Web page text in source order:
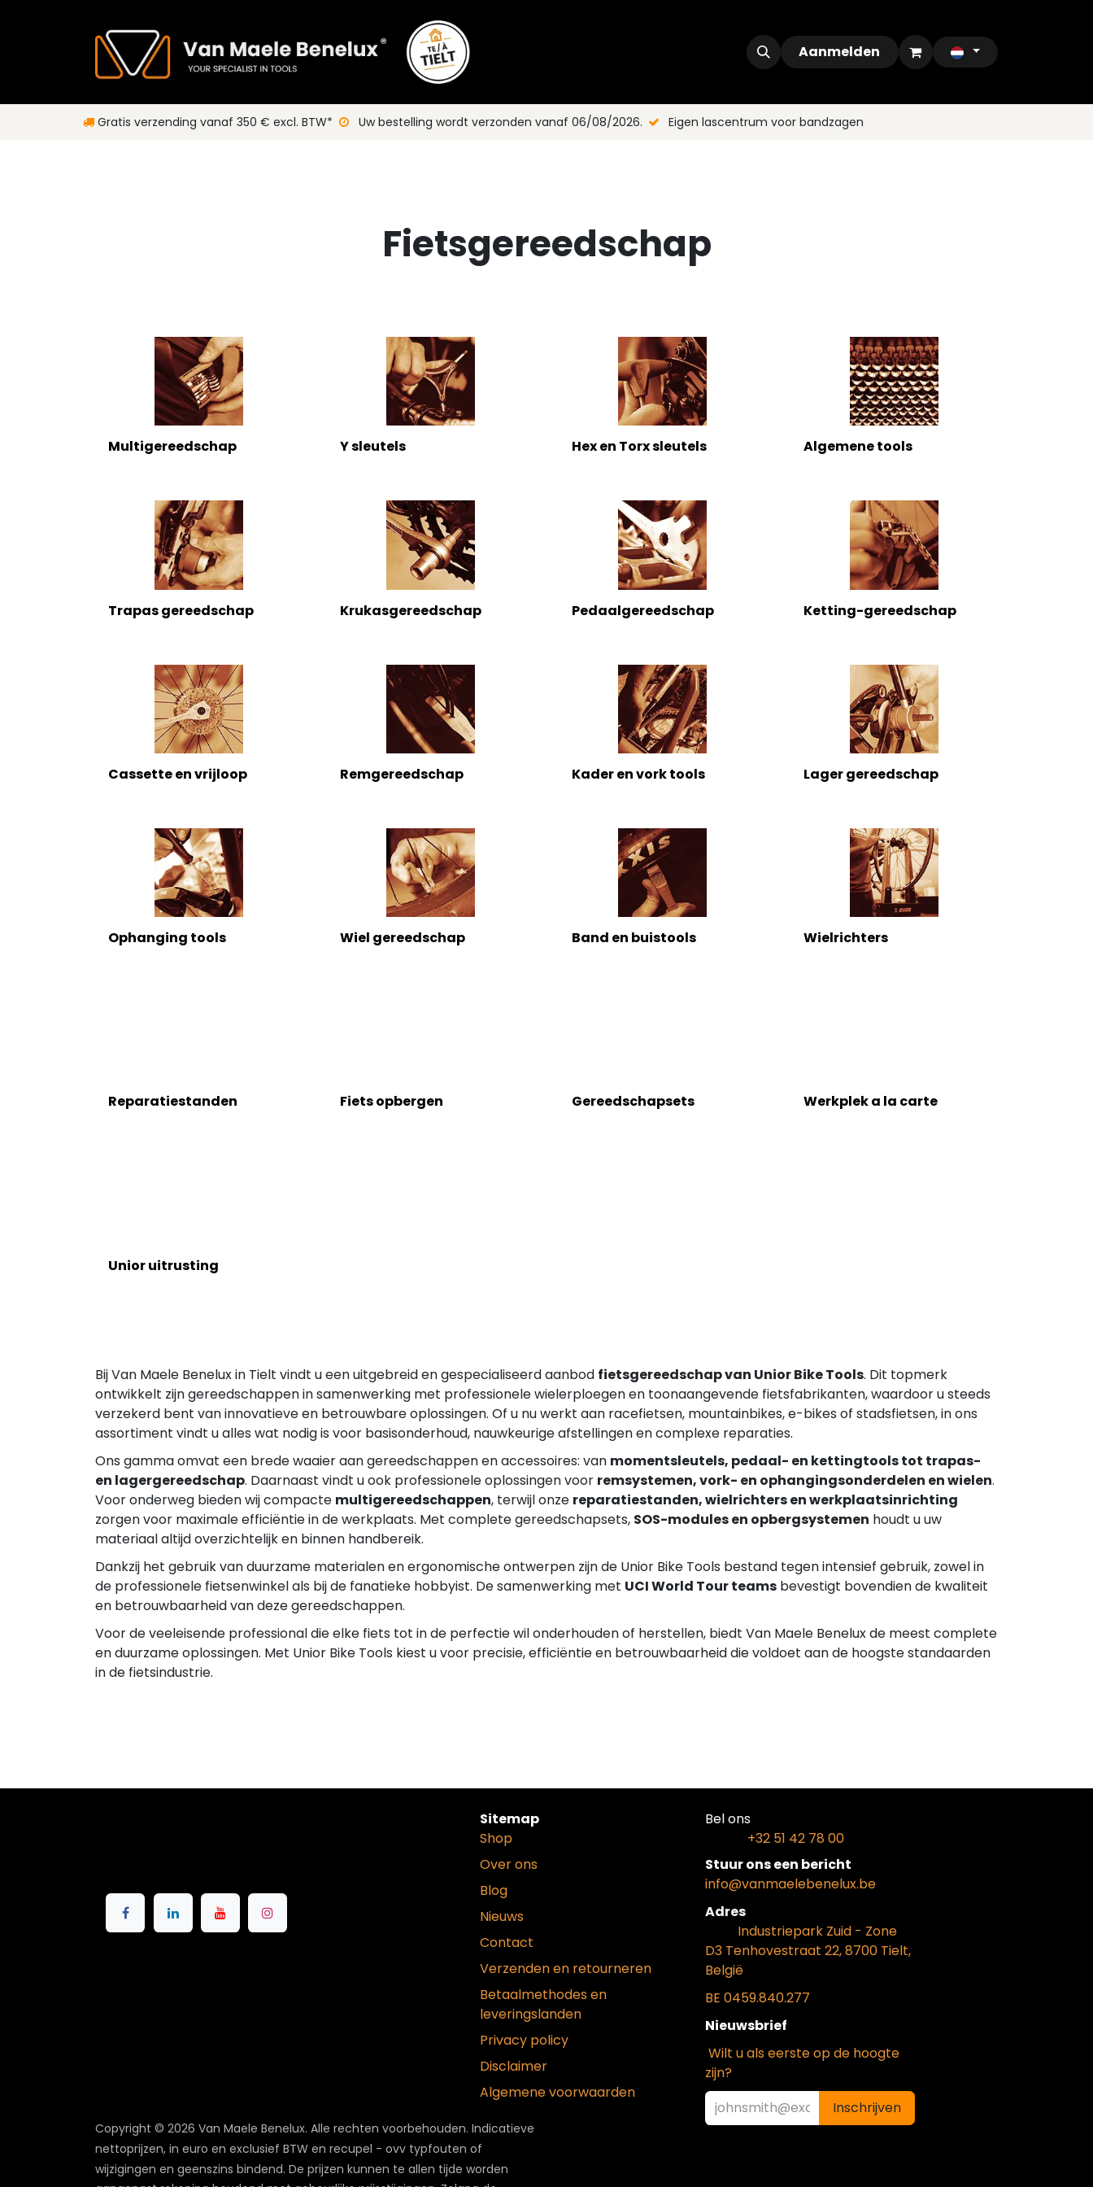
Contact Outlet
Aanmelden
Gratis verzending vanaf 350 € excl. BTW* Uw bestelling wordt verzonden vanaf 06/08/2026. Eigen lascentrum voor bandzagen
Fietsgereedschap
Multigereedschap Y sleutels Hex en Torx sleutels Algemene tools
Trapas gereedschap Krukasgereedschap Pedaalgereedschap Ketting-gereedschap
Cassette en vrijloop Remgereedschap Kader en vork tools Lager gereedschap
Ophanging tools Wiel gereedschap Band en buistools Wielrichters
Reparatiestanden Fiets opbergen Gereedschapsets Werkplek a la carte
Unior uitrusting
Bij Van Maele Benelux in Tielt vindt u een uitgebreid en gespecialiseerd aanbod fietsgereedschap van Unior Bike Tools. Dit topmerk
ontwikkelt zijn gereedschappen in samenwerking met professionele wielerploegen en toonaangevende fietsfabrikanten, waardoor u steeds
verzekerd bent van innovatieve en betrouwbare oplossingen. Of u nu werkt aan racefietsen, mountainbikes, e-bikes of stadsfietsen, in ons
assortiment vindt u alles wat nodig is voor basisonderhoud, nauwkeurige afstellingen en complexe reparaties.
Ons gamma omvat een brede waaier aan gereedschappen en accessoires: van momentsleutels, pedaal- en kettingtools tot trapas-
en lagergereedschap. Daarnaast vindt u ook professionele oplossingen voor remsystemen, vork- en ophangingsonderdelen en wielen.
Voor onderweg bieden wij compacte multigereedschappen, terwijl onze reparatiestanden, wielrichters en werkplaatsinrichting
zorgen voor maximale efficiëntie in de werkplaats. Met complete gereedschapsets, SOS-modules en opbergsystemen houdt u uw
materiaal altijd overzichtelijk en binnen handbereik.
Dankzij het gebruik van duurzame materialen en ergonomische ontwerpen zijn de Unior Bike Tools bestand tegen intensief gebruik, zowel in
de professionele fietsenwinkel als bij de fanatieke hobbyist. De samenwerking met UCI World Tour teams bevestigt bovendien de kwaliteit
en betrouwbaarheid van deze gereedschappen.
Voor de veeleisende professional die elke fiets tot in de perfectie wil onderhouden of herstellen, biedt Van Maele Benelux de meest complete
en duurzame oplossingen. Met Unior Bike Tools kiest u voor precisie, efficiëntie en betrouwbaarheid die voldoet aan de hoogste standaarden
in de fietsindustrie.
Sitemap
Shop
Over ons
Blog
Nieuws
Contact
Verzenden en retourneren
Betaalmethodes en
leveringslanden
Privacy policy
Disclaimer
Algemene voorwaarden
Bel ons​
+32 51 42 78 00
Stuur ons een bericht
info@vanmaelebenelux.be
Adr​es
​Industriepark Zuid - Zone
D3 Tenhovestraat 22, 8700 Tielt,
België
BE 0459.840.277
Nieuwsbrief
Wilt u als eerste op de hoogte
zijn?
Inschrijven
Copyright © 2026 Van Maele Benelux. Alle rechten voorbehouden. Indicatieve
nettoprijzen, in euro en exclusief BTW en recupel - ovv typfouten of
wijzigingen en geenszins bindend. De prijzen kunnen te allen tijde worden